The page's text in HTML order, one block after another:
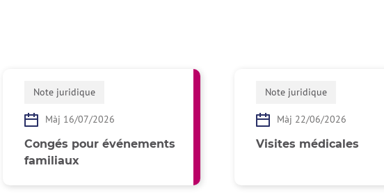
Note juridique
Màj 16/07/2026
Congés pour événements
familiaux
Note juridique
Màj 22/06/2026
Visites médicales